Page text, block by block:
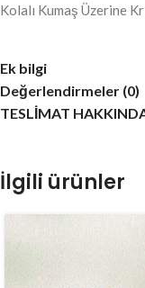
Kolalı Kumaş Üzerine
Ek bilgi
Değerlendirmeler (0)
TESLİMAT
İlgili ürünler